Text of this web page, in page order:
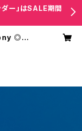
ダー」はSALE期間
◎Pサ